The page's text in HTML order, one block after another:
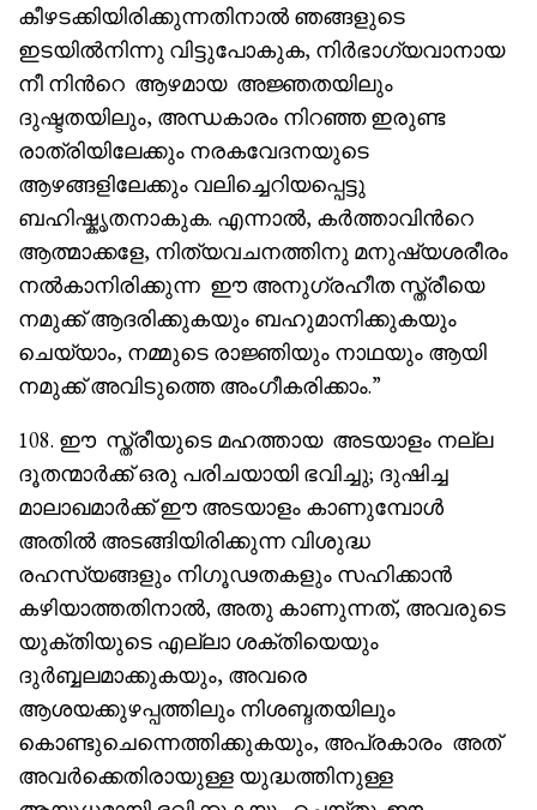
കീഴടക്കിയിരിക്കുന്നതിനാൽ ഞങ്ങളുടെ
ഇടയിൽനിന്നു വിട്ടുപോകുക, നിർഭാഗ്യവാനായ
നീ നിൻറെ ആഴമായ അജ്ഞതയിലും
ദുഷ്ടതയിലും, അന്ധകാരം നിറഞ്ഞ ഇരുണ്ട
രാത്രിയിലേക്കും നരകവേദനയുടെ
ആഴങ്ങളിലേക്കും വലിച്ചെറിയപ്പെട്ടു
ബഹിഷ്കൃതനാകുക. എന്നാൽ, കർത്താവിൻറെ
ആത്മാക്കളേ, നിത്യവചനത്തിനു മനുഷ്യശരീരം
നൽകാനിരിക്കുന്ന ഈ അനുഗ്രഹീത സ്ത്രീയെ
നമുക്ക് ആദരിക്കുകയും ബഹുമാനിക്കുകയും
ചെയ്യാം, നമ്മുടെ രാജ്ഞിയും നാഥയും ആയി
നമുക്ക് അവിടുത്തെ അംഗീകരിക്കാം.”
108. ഈ സ്ത്രീയുടെ മഹത്തായ അടയാളം നല്ല
ദൂതന്മാർക്ക് ഒരു പരിചയായി ഭവിച്ചു; ദുഷിച്ച
മാലാഖമാർക്ക് ഈ അടയാളം കാണുമ്പോൾ
അതിൽ അടങ്ങിയിരിക്കുന്ന വിശുദ്ധ
രഹസ്യങ്ങളും നിഗൂഢതകളും സഹിക്കാൻ
കഴിയാത്തതിനാൽ, അതു കാണുന്നത്, അവരുടെ
യുക്തിയുടെ എല്ലാ ശക്തിയെയും
ദുർബ്ബലമാക്കുകയും, അവരെ
ആശയക്കുഴപ്പത്തിലും നിശബ്ദതയിലും
കൊണ്ടുചെന്നെത്തിക്കുകയും, അപ്രകാരം അത്
അവർക്കെതിരായുള്ള യുദ്ധത്തിനുള്ള